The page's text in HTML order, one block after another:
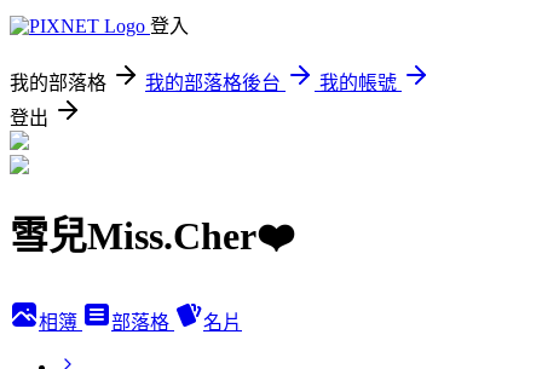
登入
我的部落格 我的部落格後台
我的帳號
登出
雪兒Miss.Cher❤️
相簿 部落格 名片